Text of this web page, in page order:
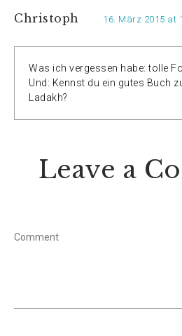
Christoph 16. März 2015 at
Was ich vergessen habe: tolle
Und: Kennst du ein gutes Buch
Ladakh?
Leave a